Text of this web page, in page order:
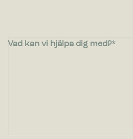
Vad kan vi hjälpa dig med?